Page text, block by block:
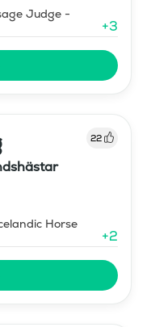
Judge -
+3
22
Horse
+2